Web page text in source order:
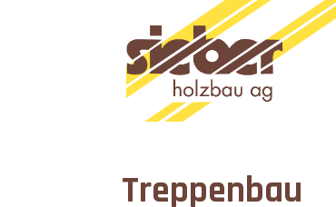
Treppenbau